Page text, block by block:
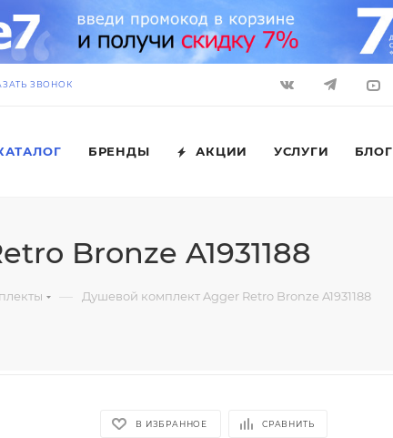
ЗВОНОК
БРЕНДЫ АКЦИИ УСЛУГИ БЛОГ
Bronze A1931188
— Душевой комплект Agger Retro Bronze A1931188
В ИЗБРАННОЕ СРАВНИТЬ